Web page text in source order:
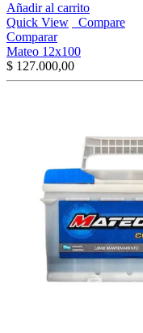
Añadir al carrito
Quick View
Compare
Comparar
Mateo 12x100
$ 127.000,00